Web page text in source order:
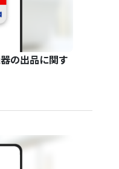
の出品に関す